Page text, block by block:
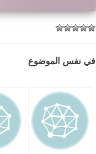
في نفس الموضوع